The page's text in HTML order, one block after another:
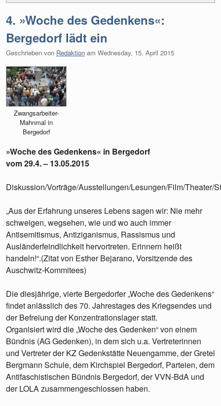
4. »Woche des Gedenkens«:
Bergedorf lädt ein
Geschrieben von Redaktion am Wednesday, 15. April 2015
Zwangsarbeiter-
Mahnmal in
Bergedorf
»Woche des Gedenkens« in Bergedorf
vom 29.4. – 13.05.2015
Diskussion/Vorträge/Ausstellungen/Lesungen/Film/Theater/
„Aus der Erfahrung unseres Lebens sagen wir: Nie mehr
schweigen, wegsehen, wie und wo auch immer
Antisemitismus, Antiziganismus, Rassismus und
Ausländerfeindlichkeit hervortreten. Erinnern heißt
handeln!“.(Zitat von Esther Bejarano, Vorsitzende des
Auschwitz-Kommitees)
Die diesjährige, vierte Bergedorfer „Woche des Gedenkens“
findet anlässlich des 70. Jahrestages des Kriegsendes und
der Befreiung der Konzentrationslager statt.
Organisiert wird die „Woche des Gedenken“ von einem
Bündnis (AG Gedenken), in dem sich u.a. Vertreterinnen
und Vertreter der KZ Gedenkstätte Neuengamme, der Gretel
Bergmann Schule, dem Kirchspiel Bergedorf, Parteien, dem
Antifaschistischen Bündnis Bergedorf, der VVN-BdA und
der LOLA zusammengeschlossen haben.